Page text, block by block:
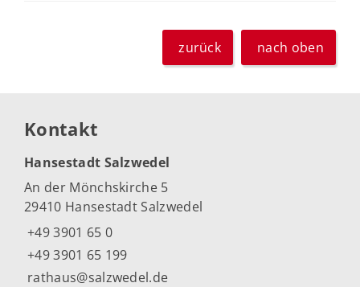
zurück nach oben
Kontakt
Hansestadt Salzwedel
An der Mönchskirche 5
29410 Hansestadt Salzwedel
+49 3901 65 0
+49 3901 65 199
rathaus@salzwedel.de